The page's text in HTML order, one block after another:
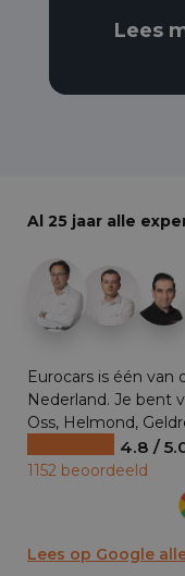
Lees
Al 25 jaar alle
Eurocars is één van
Nederland. Je bent
Oss, Helmond,
4.8 /
1152 beoordeeld
Lees op Google